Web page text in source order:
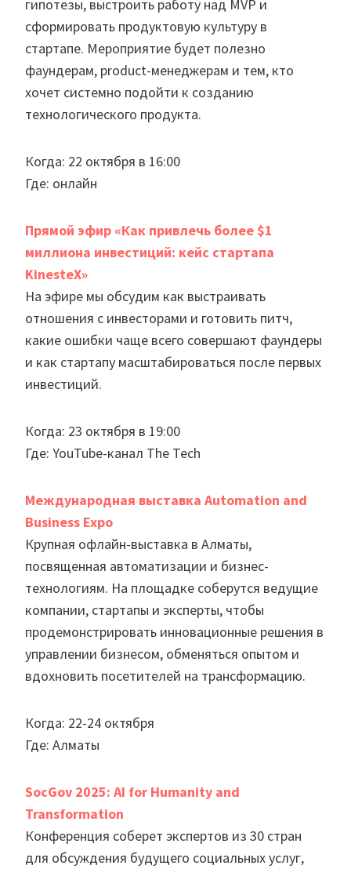
гипотезы, выстроить работу над MVP и
сформировать продуктовую культуру в
стартапе. Мероприятие будет полезно
фаундерам, product-менеджерам и тем, кто
хочет системно подойти к созданию
технологического продукта.
Когда: 22 октября в 16:00
Где: онлайн
Прямой эфир «Как привлечь более $1
миллиона инвестиций: кейс стартапа
KinesteX»
На эфире мы обсудим как выстраивать
отношения с инвесторами и готовить питч,
какие ошибки чаще всего совершают фаундеры
и как стартапу масштабироваться после первых
инвестиций.
Когда: 23 октября в 19:00
Где: YouTube-канал The Tech
Международная выставка Automation and
Business Expo
Крупная офлайн-выставка в Алматы,
посвященная автоматизации и бизнес-
технологиям. На площадке соберутся ведущие
компании, стартапы и эксперты, чтобы
продемонстрировать инновационные решения в
управлении бизнесом, обменяться опытом и
вдохновить посетителей на трансформацию.
Когда: 22-24 октября
Где: Алматы
SocGov 2025: AI for Humanity and
Transformation
Конференция соберет экспертов из 30 стран
для обсуждения будущего социальных услуг,